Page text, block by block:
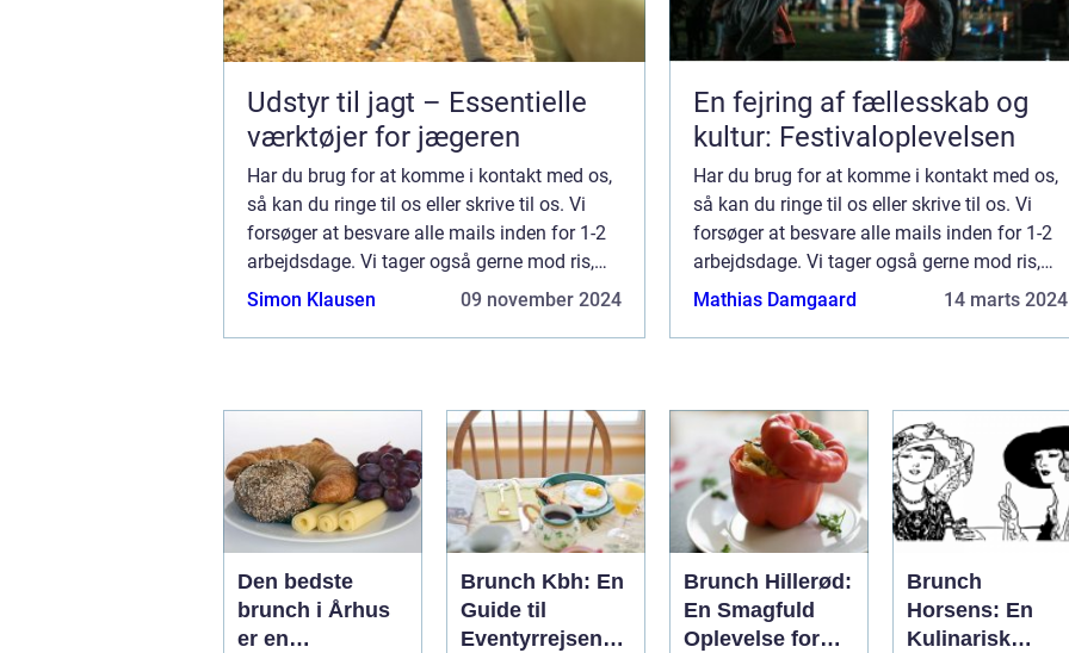
Udstyr til jagt – Essentielle
værktøjer for jægeren
Har du brug for at komme i kontakt med os,
så kan du ringe til os eller skrive til os. Vi
forsøger at besvare alle mails inden for 1-2
arbejdsdage. Vi tager også gerne mod ris,
ros og generelle kommentarer til vores side.
Simon Klausen 09 november 2024
En fejring af fællesskab og
kultur: Festivaloplevelsen
Har du brug for at komme i kontakt med os,
så kan du ringe til os eller skrive til os. Vi
forsøger at besvare alle mails inden for 1-2
arbejdsdage. Vi tager også gerne mod ris,
ros og generelle kommentarer til vores side.
Mathias Damgaard 14 marts 2024
Den bedste
brunch i Århus
er en
Brunch Kbh: En
Guide til
Eventyrrejsende
Brunch Hillerød:
En Smagfuld
Oplevelse for
Brunch
Horsens: En
Kulinarisk